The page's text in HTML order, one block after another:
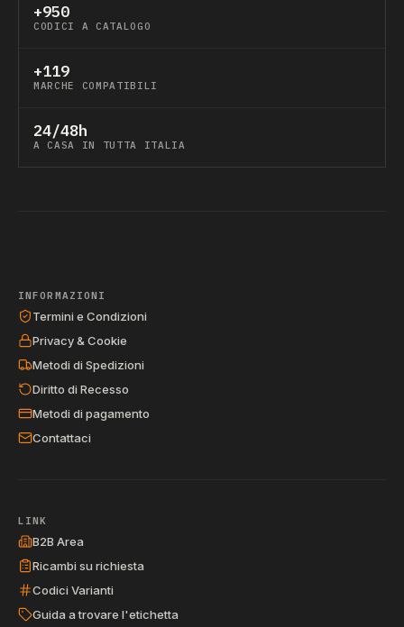
+950
CODICI A CATALOGO
+119
MARCHE COMPATIBILI
24/48h
A CASA IN TUTTA ITALIA
INFORMAZIONI
Termini e Condizioni
Privacy & Cookie
Metodi di Spedizioni
Diritto di Recesso
Metodi di pagamento
Contattaci
LINK
B2B Area
Ricambi su richiesta
Codici Varianti
Guida a trovare l'etichetta